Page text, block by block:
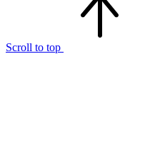
Scroll to top